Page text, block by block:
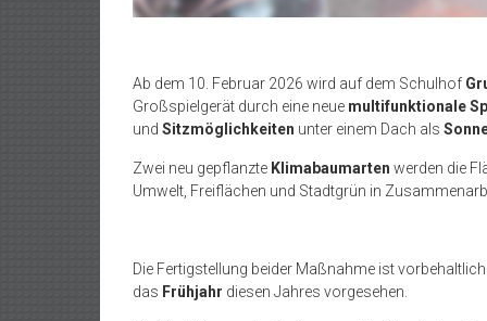
Ab dem 10. Februar 2026 wird auf dem Schulhof
Großspielgerät durch eine neue multifunktionale
und Sitzmöglichkeiten unter einem Dach als
Zwei neu gepflanzte Klimabaumarten werden die
Umwelt, Freiflächen und Stadtgrün in
Die Fertigstellung beider Maßnahme ist
das Frühjahr diesen Jahres vorgesehen.